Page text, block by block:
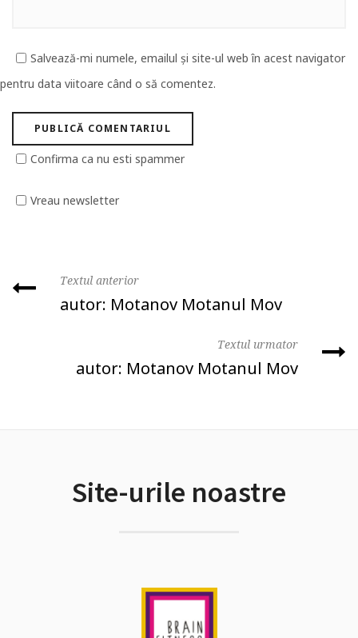
Salvează-mi numele, emailul și site-ul web în acest navigator
pentru data viitoare când o să comentez.
Confirma ca nu esti spammer
Vreau newsletter
Textul anterior
autor: Motanov Motanul Mov
Textul urmator
autor: Motanov Motanul Mov
Site-urile noastre